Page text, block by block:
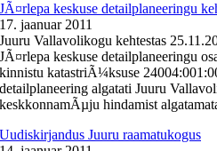
JÃ¤rlepa keskuse detailplaneeringu
17. jaanuar 2011
Juuru Vallavolikogu kehtestas
JÃ¤rlepa keskuse detailplaneeringu
kinnistu katastriÃ¼ksuse
detailplaneering algatati Juuru
keskkonnamÃµju hindamist
Uudiskirjandus Juuru raamatukogus